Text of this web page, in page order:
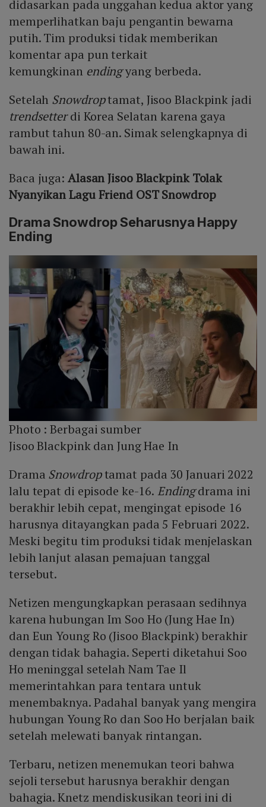
didasarkan pada unggahan kedua aktor yang
memperlihatkan baju pengantin bewarna
putih. Tim produksi tidak memberikan
komentar apa pun terkait
kemungkinan endingyang berbeda.
Setelah Snowdroptamat, Jisoo Blackpink jadi
trendsetterdi Korea Selatan karena gaya
rambut tahun 80-an. Simak selengkapnya di
bawah ini.
Baca juga: Alasan Jisoo Blackpink Tolak
Nyanyikan Lagu Friend OST Snowdrop
Drama Snowdrop Seharusnya Happy
Ending
Photo :Berbagai sumber
Jisoo Blackpink dan Jung Hae In
Drama Snowdroptamat pada 30 Januari 2022
lalu tepat di episode ke-16. Endingdrama ini
berakhir lebih cepat, mengingat episode 16
harusnya ditayangkan pada 5 Februari 2022.
Meski begitu tim produksi tidak menjelaskan
lebih lanjut alasan pemajuan tanggal
tersebut.
Netizen mengungkapkan perasaan sedihnya
karena hubungan Im Soo Ho (Jung Hae In)
dan Eun Young Ro (Jisoo Blackpink) berakhir
dengan tidak bahagia. Seperti diketahui Soo
Ho meninggal setelah Nam Tae Il
memerintahkan para tentara untuk
menembaknya. Padahal banyak yang mengira
hubungan Young Ro dan Soo Ho berjalan baik
setelah melewati banyak rintangan.
Terbaru, netizen menemukan teori bahwa
sejoli tersebut harusnya berakhir dengan
bahagia. Knetz mendiskusikan teori ini di